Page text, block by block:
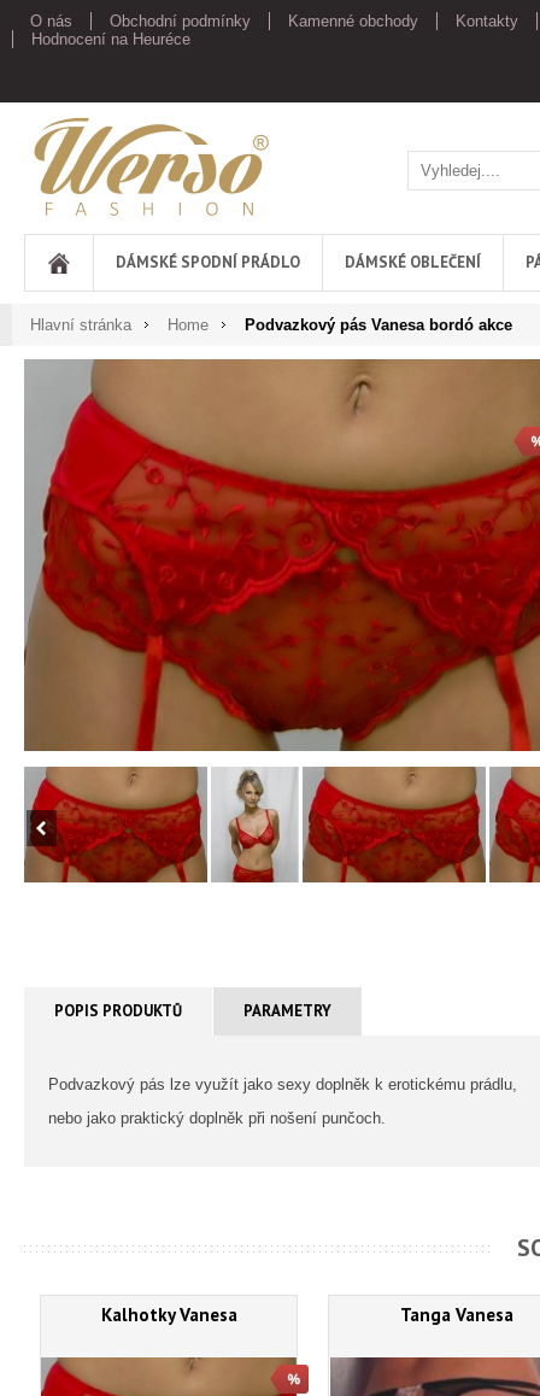
O nás Obchodní podmínky Kamenné obchody
Kontakty
Hodnocení na Heuréce
Werso
DÁMSKÉ SPODNÍ PRÁDLO DÁMSKÉ OBLEČENÍ
Hlavní stránka Home Podvazkový pás Vanesa bordó akce
POPIS PRODUKTŮ PARAMETRY
Podvazkový pás lze využít jako sexy doplněk k erotickému prádlu,
nebo jako praktický doplněk při nošení punčoch.
Kalhotky Vanesa Tanga Vanesa